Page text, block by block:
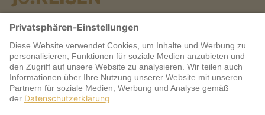
Warum jö?
Service